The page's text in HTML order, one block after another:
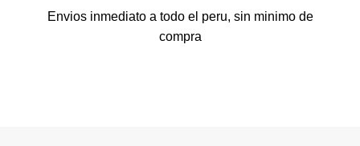
Envios inmediato a todo el peru, sin minimo de
compra